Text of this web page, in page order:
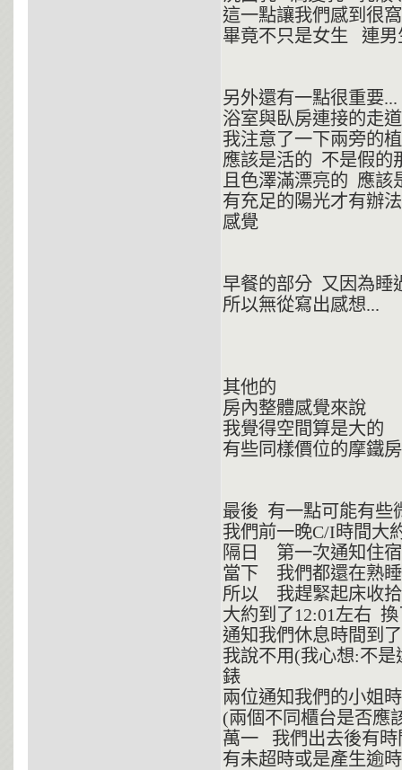
這一點讓我們感到很
畢竟不只是女生 連男
另外還有一點很重要...
浴室與臥房連接的走
我注意了一下兩旁的
應該是活的 不是假的
且色澤滿漂亮的 應
有充足的陽光才有辦
感覺
早餐的部分 又因為睡
所以無從寫出感想...
其他的
房內整體感覺來說
我覺得空間算是大的
有些同樣價位的摩鐵
最後 有一點可能有些
我們前一晚C/I時間大
隔日 第一次通知住
當下 我們都還在熟
所以 我趕緊起床收
大約到了12:01左右
通知我們休息時間到
我說不用(我心想:不
錶
兩位通知我們的小姐
(兩個不同櫃台是否應
萬一 我們出去後有
有未超時或是產生逾